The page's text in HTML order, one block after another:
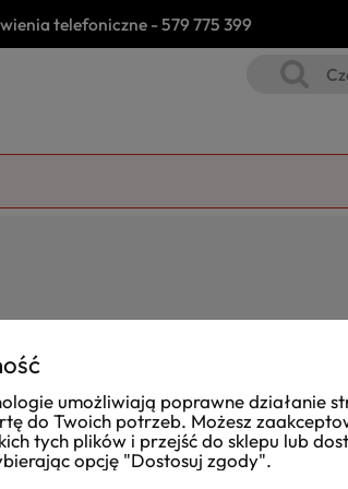
Joanna
zweryfikowano
na czas. Obsługa taka,
telefoniczne -579 775 399
umożliwiają poprawne działanie
do Twoich potrzeb. Możesz
tych plików i przejść do sklepu lub
opcję "Dostosuj zgody".